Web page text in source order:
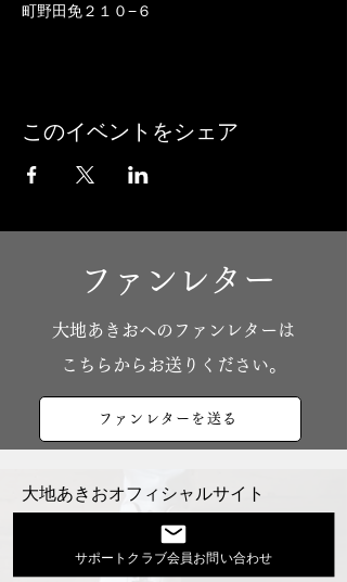
町野田免２１０−６
このイベントをシェア
ファンレター
​大地あきおへのファンレターは
こちらからお送りください。
ファンレターを送る
大地あきおオフィシャルサイト
活動スケジュール
サポートクラブ会員お問い合わせ